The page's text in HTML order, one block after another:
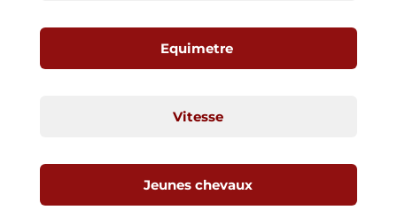
Equimetre
Vitesse
Jeunes chevaux